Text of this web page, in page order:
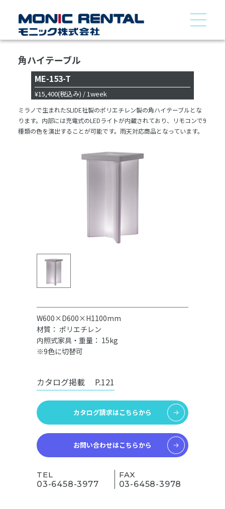
角ハイテーブル
ME-153-T
¥15,400(税込み) / 1week
ミラノで生まれたSLIDE社製のポリエチレン製の角ハイテーブルとな
ります。内部には充電式のLEDライトが内蔵されており、リモコンで9
種類の色を演出することが可能です。雨天対応商品となっています。
W600×D600×H1100mm
材質： ポリエチレン
内照式家具・重量： 15kg
※9色に切替可
カタログ掲載 P.121
カタログ請求はこちらから
お問い合わせはこちらから
TEL
03-6458-3977
FAX
03-6458-3978